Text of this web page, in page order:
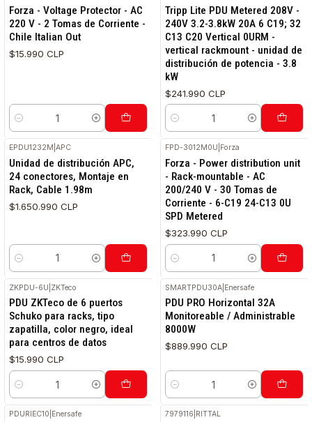
Forza - Voltage Protector - AC
220 V - 2 Tomas de Corriente -
Chile Italian Out
$15.990 CLP
Cantidad
Tripp Lite PDU Metered 208V -
240V 3.2-3.8kW 20A 6 C19; 32
C13 C20 Vertical 0URM -
vertical rackmount - unidad de
distribución de potencia - 3.8
kW
$241.990 CLP
Cantidad
EPDU1232M |APC
Unidad de distribución APC,
24 conectores, Montaje en
Rack, Cable 1.98m
$1.650.990 CLP
Cantidad
FPD-3012M0U Forza
Forza - Power distribution unit
- Rack-mountable - AC
200/240 V - 30 Tomas de
Corriente - 6-C19 24-C13 0U
SPD Metered
$323.990 CLP
Cantidad
ZKPDU-6U ZKTeco
PDU ZKTeco de 6 puertos
Schuko para racks, tipo
zapatilla, color negro, ideal
para centros de datos
$15.990 CLP
Cantidad
SMARTPDU30A Enersafe
PDU PRO Horizontal 32A
Monitoreable / Administrable
8000W
$889.990 CLP
Cantidad
PDURIEC10 Enersafe 7979116 RITTAL